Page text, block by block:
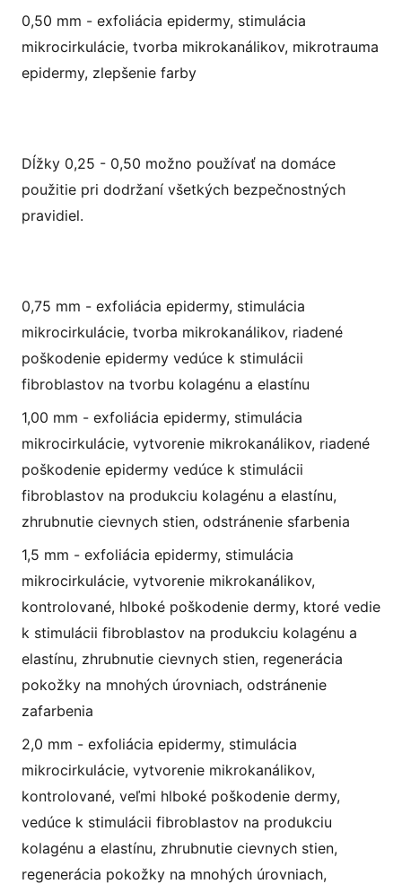
0,50 mm - exfoliácia epidermy, stimulácia
mikrocirkulácie, tvorba mikrokanálikov, mikrotrauma
epidermy, zlepšenie farby
Dĺžky 0,25 - 0,50 možno používať na domáce
použitie pri dodržaní všetkých bezpečnostných
pravidiel.
0,75 mm - exfoliácia epidermy, stimulácia
mikrocirkulácie, tvorba mikrokanálikov, riadené
poškodenie epidermy vedúce k stimulácii
fibroblastov na tvorbu kolagénu a elastínu
1,00 mm - exfoliácia epidermy, stimulácia
mikrocirkulácie, vytvorenie mikrokanálikov, riadené
poškodenie epidermy vedúce k stimulácii
fibroblastov na produkciu kolagénu a elastínu,
zhrubnutie cievnych stien, odstránenie sfarbenia
1,5 mm - exfoliácia epidermy, stimulácia
mikrocirkulácie, vytvorenie mikrokanálikov,
kontrolované, hlboké poškodenie dermy, ktoré vedie
k stimulácii fibroblastov na produkciu kolagénu a
elastínu, zhrubnutie cievnych stien, regenerácia
pokožky na mnohých úrovniach, odstránenie
zafarbenia
2,0 mm - exfoliácia epidermy, stimulácia
mikrocirkulácie, vytvorenie mikrokanálikov,
kontrolované, veľmi hlboké poškodenie dermy,
vedúce k stimulácii fibroblastov na produkciu
kolagénu a elastínu, zhrubnutie cievnych stien,
regenerácia pokožky na mnohých úrovniach,